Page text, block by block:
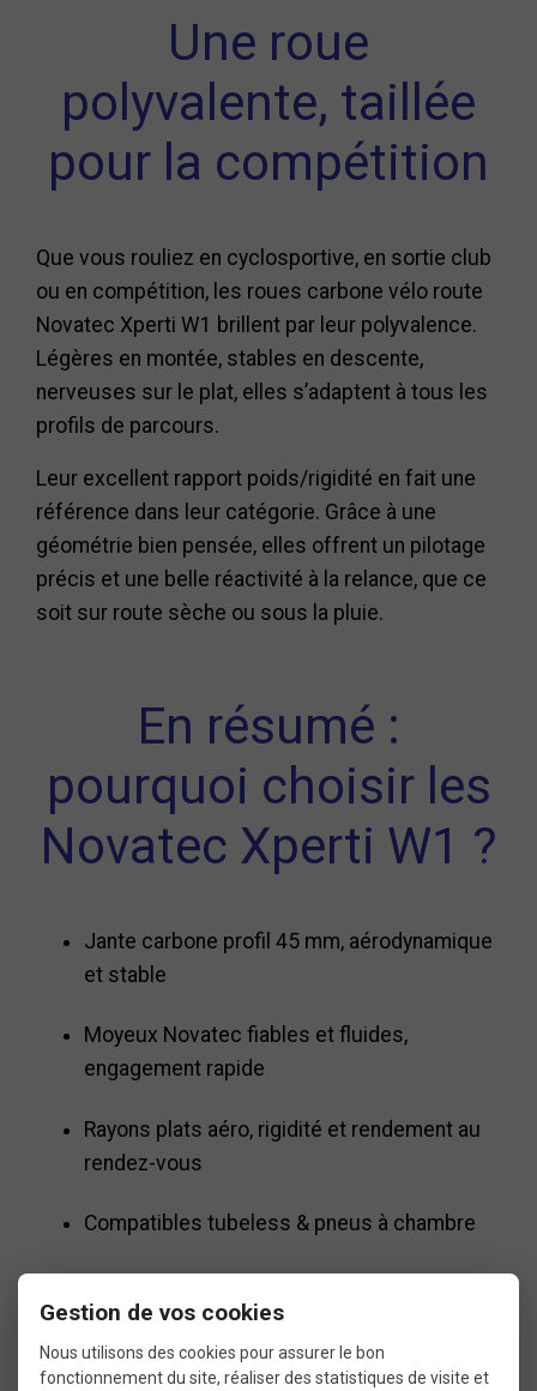
Une roue
polyvalente, taillée
pour la compétition
Que vous rouliez en cyclosportive, en sortie club
ou en compétition, les roues carbone vélo route
Novatec Xperti W1 brillent par leur polyvalence.
Légères en montée, stables en descente,
nerveuses sur le plat, elles s’adaptent à tous les
profils de parcours.
Leur excellent rapport poids/rigidité en fait une
référence dans leur catégorie. Grâce à une
géométrie bien pensée, elles offrent un pilotage
précis et une belle réactivité à la relance, que ce
soit sur route sèche ou sous la pluie.
En résumé :
pourquoi choisir les
Novatec Xperti W1 ?
Jante carbone profil 45 mm, aérodynamique
et stable
Moyeux Novatec fiables et fluides,
engagement rapide
Rayons plats aéro, rigidité et rendement au
rendez-vous
Compatibles tubeless & pneus à chambre
Excellent rapport qualité/prix pour des
roues carbone performantes
Gestion de vos cookies
Nous utilisons des cookies pour assurer le bon
fonctionnement du site, réaliser des statistiques de visite et